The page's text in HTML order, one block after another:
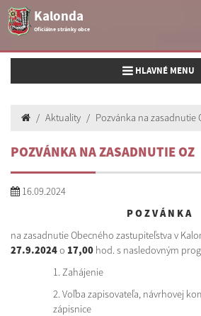
Kalonda
Oficiálne stránky obce
Toggle navigation
HLAVNÉ MENU
Aktuality Pozvánka na zasadnutie
POZVÁNKA NA ZASADNUTIE OZ
16.09.2024
P O Z V Á N K A
na zasadnutie Obecného zastupiteľstva v
27.9.2024o 17,00 hod. s nasledovným
1. Zahájenie
2. Voľba zapisovateľa, návrhovej
zápisnice